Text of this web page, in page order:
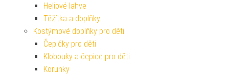
Heliové lahve
Těžítka a doplňky
Kostýmové doplňky pro děti
Čepičky pro děti
Klobouky a čepice pro děti
Korunky